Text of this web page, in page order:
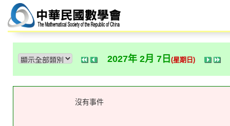
2027年 2月 7日 (星期日)
沒有事件